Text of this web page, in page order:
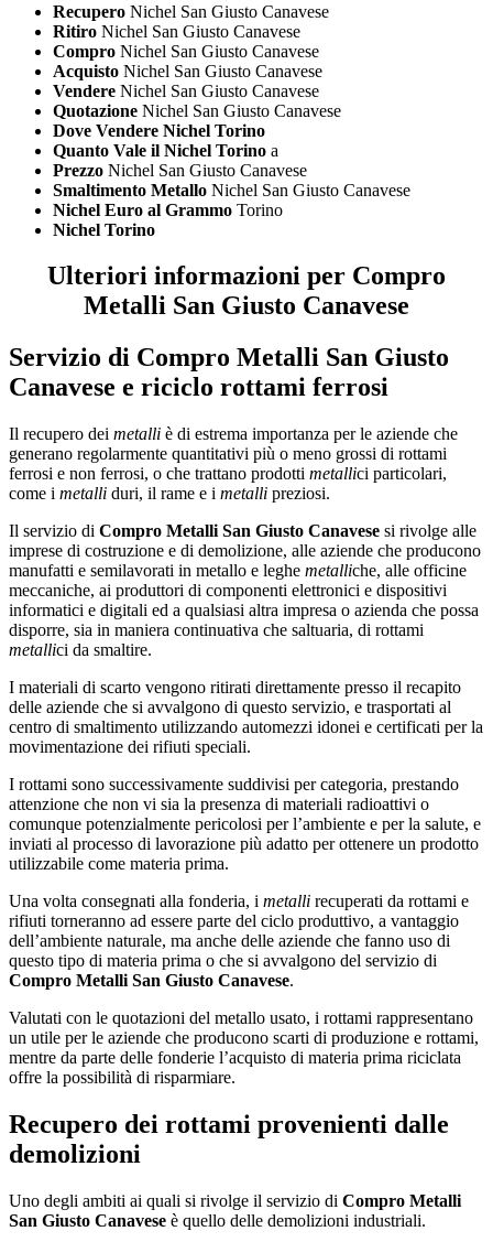
Recupero Nichel San Giusto Canavese
Ritiro Nichel San Giusto Canavese
Compro Nichel San Giusto Canavese
Acquisto Nichel San Giusto Canavese
Vendere Nichel San Giusto Canavese
Quotazione Nichel San Giusto Canavese
Dove Vendere Nichel Torino
Quanto Vale il Nichel Torino a
Prezzo Nichel San Giusto Canavese
Smaltimento Metallo Nichel San Giusto Canavese
Nichel Euro al Grammo Torino
Nichel Torino
Ulteriori informazioni per Compro
Metalli San Giusto Canavese
Servizio di Compro Metalli San Giusto
Canavese e riciclo rottami ferrosi
Il recupero dei metalli è di estrema importanza per le aziende che
generano regolarmente quantitativi più o meno grossi di rottami
ferrosi e non ferrosi, o che trattano prodotti metallici particolari,
come i metalli duri, il rame e i metalli preziosi.
Il servizio di Compro Metalli San Giusto Canavese si rivolge alle
imprese di costruzione e di demolizione, alle aziende che producono
manufatti e semilavorati in metallo e leghe metalliche, alle officine
meccaniche, ai produttori di componenti elettronici e dispositivi
informatici e digitali ed a qualsiasi altra impresa o azienda che possa
disporre, sia in maniera continuativa che saltuaria, di rottami
metallici da smaltire.
I materiali di scarto vengono ritirati direttamente presso il recapito
delle aziende che si avvalgono di questo servizio, e trasportati al
centro di smaltimento utilizzando automezzi idonei e certificati per la
movimentazione dei rifiuti speciali.
I rottami sono successivamente suddivisi per categoria, prestando
attenzione che non vi sia la presenza di materiali radioattivi o
comunque potenzialmente pericolosi per l’ambiente e per la salute, e
inviati al processo di lavorazione più adatto per ottenere un prodotto
utilizzabile come materia prima.
Una volta consegnati alla fonderia, i metalli recuperati da rottami e
rifiuti torneranno ad essere parte del ciclo produttivo, a vantaggio
dell’ambiente naturale, ma anche delle aziende che fanno uso di
questo tipo di materia prima o che si avvalgono del servizio di
Compro Metalli San Giusto Canavese.
Valutati con le quotazioni del metallo usato, i rottami rappresentano
un utile per le aziende che producono scarti di produzione e rottami,
mentre da parte delle fonderie l’acquisto di materia prima riciclata
offre la possibilità di risparmiare.
Recupero dei rottami provenienti dalle
demolizioni
Uno degli ambiti ai quali si rivolge il servizio di Compro Metalli
San Giusto Canavese è quello delle demolizioni industriali.